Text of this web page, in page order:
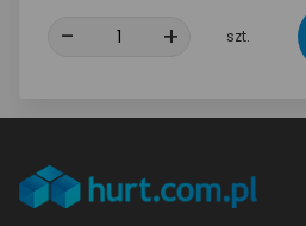
- + szt.